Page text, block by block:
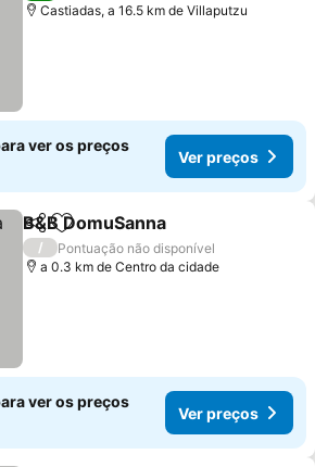
Castiadas, a 16.5 km de Villaputzu
ver os preços
Ver preços
PartilharAdicionar aos favoritos
B&B DomuSanna
/
Pontuação não disponível
a 0.3 km de Centro da cidade
ver os preços
Ver preços